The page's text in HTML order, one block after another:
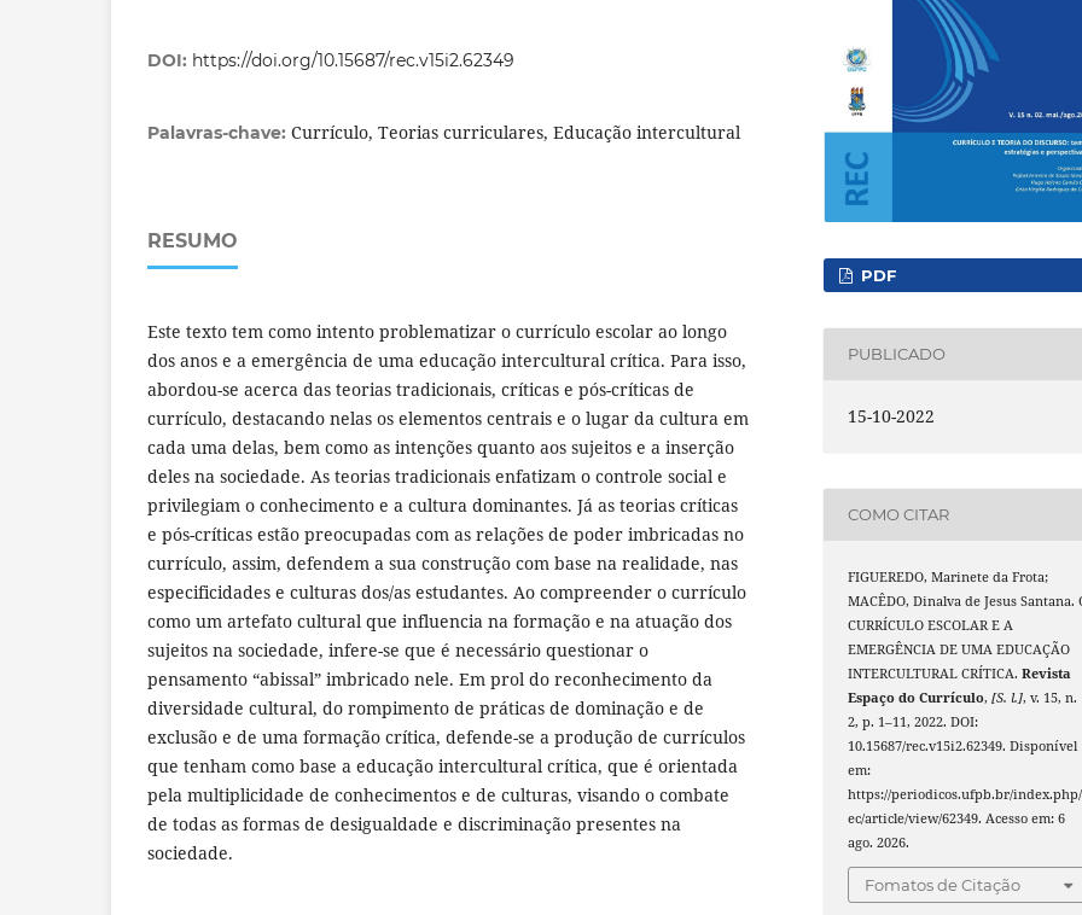
DOI: https://doi.org/10.15687/rec.v15i2.62349
Palavras-chave: Currículo, Teorias curriculares, Educação intercultural
RESUMO
Este texto tem como intento problematizar o currículo escolar ao longo
dos anos e a emergência de uma educação intercultural crítica. Para isso,
abordou-se acerca das teorias tradicionais, críticas e pós-críticas de
currículo, destacando nelas os elementos centrais e o lugar da cultura em
cada uma delas, bem como as intenções quanto aos sujeitos e a inserção
deles na sociedade. As teorias tradicionais enfatizam o controle social e
privilegiam o conhecimento e a cultura dominantes. Já as teorias críticas
e pós-críticas estão preocupadas com as relações de poder imbricadas no
currículo, assim, defendem a sua construção com base na realidade, nas
especificidades e culturas dos/as estudantes. Ao compreender o currículo
como um artefato cultural que influencia na formação e na atuação dos
sujeitos na sociedade, infere-se que é necessário questionar o
pensamento “abissal” imbricado nele. Em prol do reconhecimento da
diversidade cultural, do rompimento de práticas de dominação e de
exclusão e de uma formação crítica, defende-se a produção de currículos
que tenham como base a educação intercultural crítica, que é orientada
pela multiplicidade de conhecimentos e de culturas, visando o combate
de todas as formas de desigualdade e discriminação presentes na
sociedade.
PDF
PUBLICADO
15-10-2022
COMO CITAR
FIGUEREDO, Marinete da Frota;
MACÊDO, Dinalva de Jesus Santana.
CURRÍCULO ESCOLAR E A
EMERGÊNCIA DE UMA EDUCAÇÃO
INTERCULTURAL CRÍTICA.Revista
Espaço do Currículo,[S. l.], v. 15, n.
2, p. 1–11, 2022. DOI:
10.15687/rec.v15i2.62349. Disponível
em:
https://periodicos.ufpb.br/
ec/article/view/62349. Acesso em: 6
ago. 2026.
Fomatos de Citação